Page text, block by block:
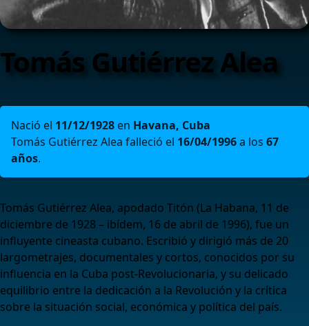
Tomás Gutiérrez Alea
Nació el 11/12/1928 en Havana, Cuba
Tomás Gutiérrez Alea falleció el 16/04/1996a los 67
años.
Tomás Gutiérrez Alea, apodado Titón (La Habana, 11 de
diciembre de 1928 – ibídem, 16 de abril de 1996), fue un
influyente cineasta cubano. Escribió y dirigió más de 20
largometrajes, documentales y cortos, conocidos por su
influencia en la Cuba post-Revolucionaria, y su delicado
equilibrio entre la dedicación a la Revolución y la crítica
sobre la situación social, económica y política del país.